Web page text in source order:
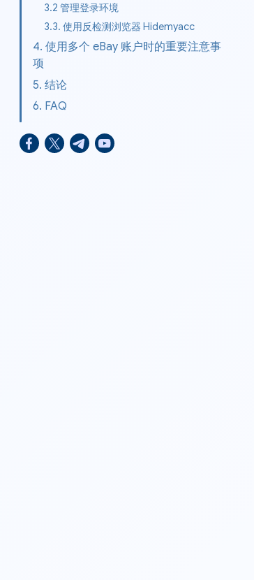
3.2 管理登录环境
3.3. 使用反检测浏览器 Hidemyacc
4. 使用多个 eBay 账户时的重要注意事
项
5. 结论
6. FAQ